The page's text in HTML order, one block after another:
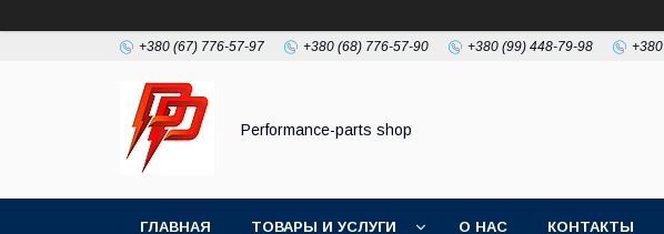
+380 (67) 776-57-97 +380 (68) 776-57-90 +380 (99) 448-79-98
Performance-parts shop
ГЛАВНАЯ ТОВАРЫ И УСЛУГИ О НАС КОНТАКТЫ